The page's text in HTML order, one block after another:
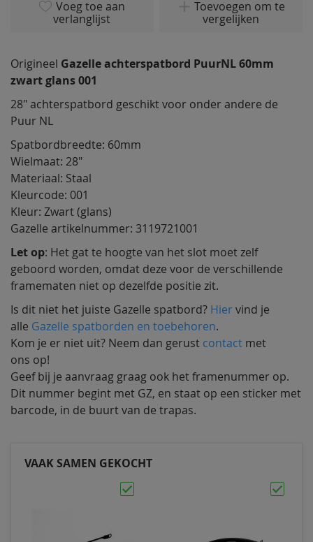
Voeg toe aan
verlanglijst
Toevoegen om te
vergelijken
Origineel Gazelle achterspatbord PuurNL 60mm
zwart glans 001
28" achterspatbord geschikt voor onder andere de
Puur NL
Spatbordbreedte: 60mm
Wielmaat: 28"
Materiaal: Staal
Kleurcode: 001
Kleur: Zwart (glans)
Gazelle artikelnummer: 3119721001
Let op: Het gat te hoogte van het slot moet zelf
geboord worden, omdat deze voor de verschillende
framematen niet op dezelfde positie zit.
Is dit niet het juiste Gazelle spatbord? Hier vind je
alle Gazelle spatborden en toebehoren.
Kom je er niet uit? Neem dan gerust contact met
ons op!
Geef bij je aanvraag graag ook het framenummer op.
Dit nummer begint met GZ, en staat op een sticker met
barcode, in de buurt van de trapas.
VAAK SAMEN GEKOCHT